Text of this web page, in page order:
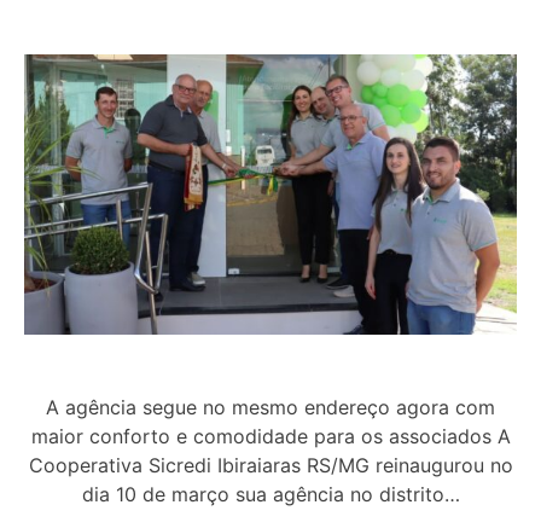
A agência segue no mesmo endereço agora com
maior conforto e comodidade para os associados A
Cooperativa Sicredi Ibiraiaras RS/MG reinaugurou no
dia 10 de março sua agência no distrito…